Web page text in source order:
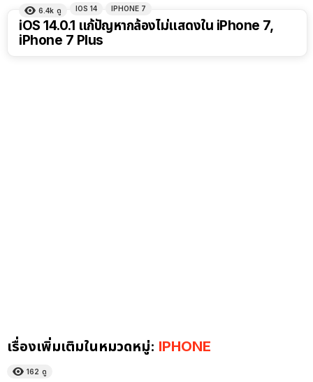
6.4k ดู IOS 14 IPHONE 7
iOS 14.0.1 แก้ปัญหากล้องไม่แสดงใน iPhone 7,
iPhone 7 Plus
เรื่องเพิ่มเติมในหมวดหมู่: IPHONE
162 ดู